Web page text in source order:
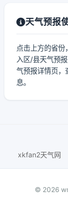
天气预报
点击上方的省
入区/县天气预
气预报详情页，
息。
xkfan2天气网
© 2026